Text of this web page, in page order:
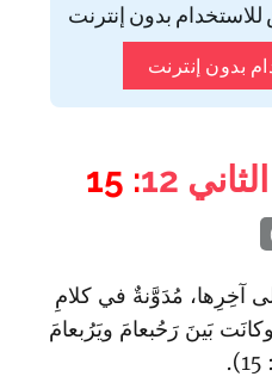
بدون إنترنت
بدون إنترنت
12
: 15
آخِرِها، مُدَوَّنةٌ في كلامِ
بَينَ رَحُبعامَ ويَرُبعامَ